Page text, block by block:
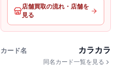
店舗買取の流れ・店舗を
見る
カード名 カラカラ
同名カード一覧を見る